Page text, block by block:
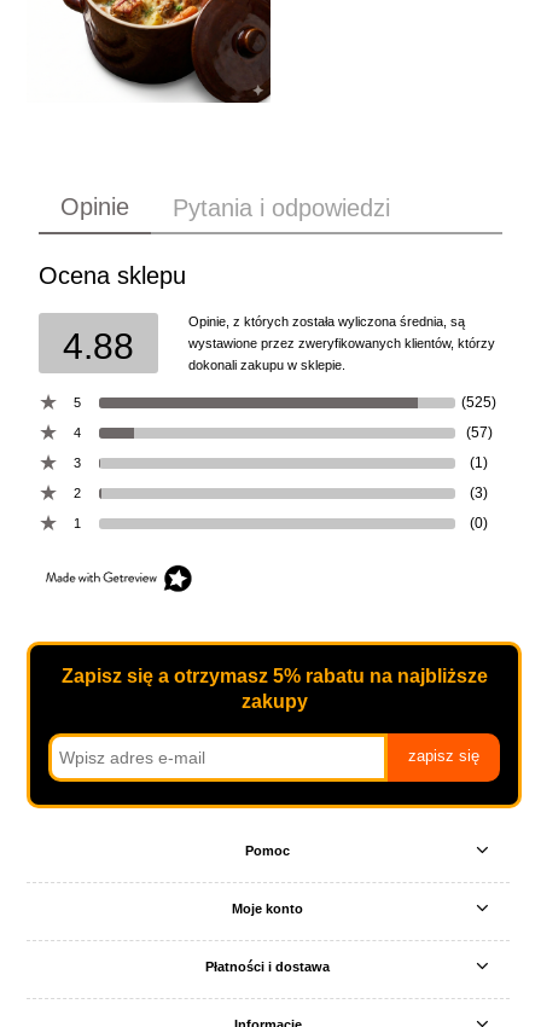
Opinie Pytania i odpowiedzi
Ocena sklepu
4.88
Opinie, z których została wyliczona średnia, są
wystawione przez zweryfikowanych klientów, którzy
dokonali zakupu w sklepie.
5 (525)
4 (57)
3 (1)
2 (3)
1 (0)
Zapisz się a otrzymasz 5% rabatu na najbliższe
zakupy
zapisz się
Pomoc
Moje konto
Płatności i dostawa